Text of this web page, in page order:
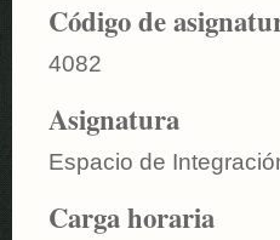
Código de
4082
Asignatura
Espacio de
Carga horaria